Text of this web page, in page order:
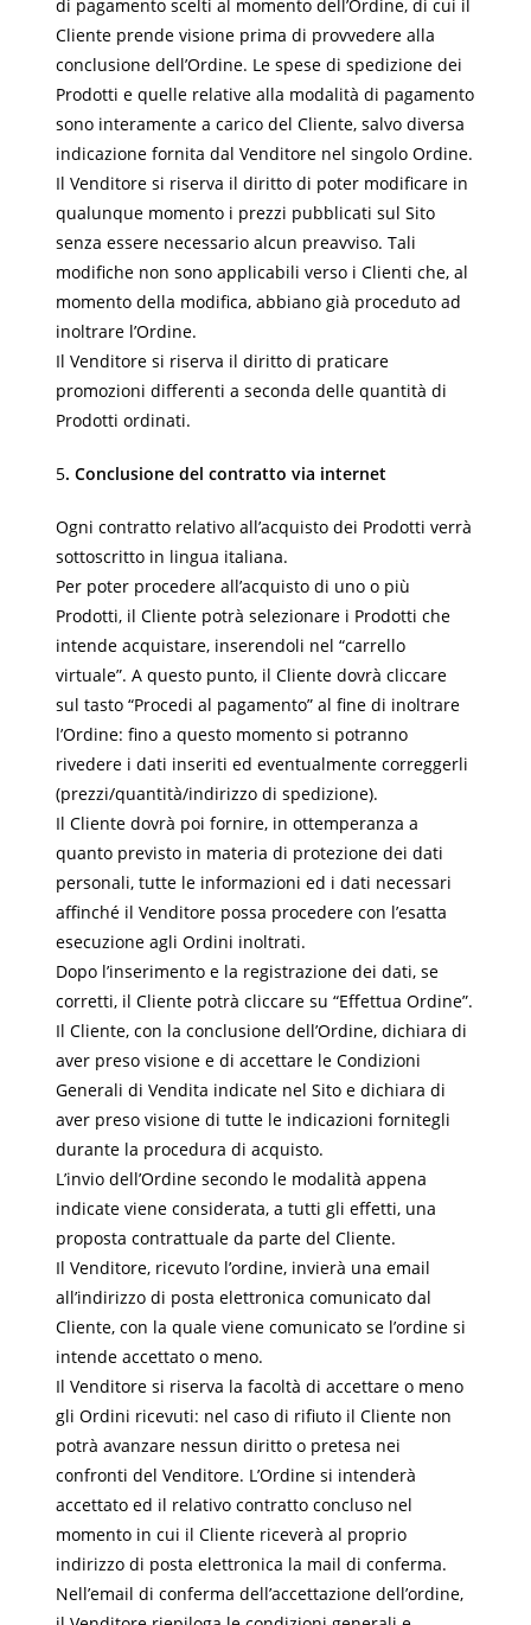
di pagamento scelti al momento dell’Ordine, di cui il
Cliente prende visione prima di provvedere alla
conclusione dell’Ordine. Le spese di spedizione dei
Prodotti e quelle relative alla modalità di pagamento
sono interamente a carico del Cliente, salvo diversa
indicazione fornita dal Venditore nel singolo Ordine.
Il Venditore si riserva il diritto di poter modificare in
qualunque momento i prezzi pubblicati sul Sito
senza essere necessario alcun preavviso. Tali
modifiche non sono applicabili verso i Clienti che, al
momento della modifica, abbiano già proceduto ad
inoltrare l’Ordine.
Il Venditore si riserva il diritto di praticare
promozioni differenti a seconda delle quantità di
Prodotti ordinati.
5. Conclusione del contratto via internet
Ogni contratto relativo all’acquisto dei Prodotti verrà
sottoscritto in lingua italiana.
Per poter procedere all’acquisto di uno o più
Prodotti, il Cliente potrà selezionare i Prodotti che
intende acquistare, inserendoli nel “carrello
virtuale”. A questo punto, il Cliente dovrà cliccare
sul tasto “Procedi al pagamento” al fine di inoltrare
l’Ordine: fino a questo momento si potranno
rivedere i dati inseriti ed eventualmente correggerli
(prezzi/quantità/indirizzo di spedizione).
Il Cliente dovrà poi fornire, in ottemperanza a
quanto previsto in materia di protezione dei dati
personali, tutte le informazioni ed i dati necessari
affinché il Venditore possa procedere con l’esatta
esecuzione agli Ordini inoltrati.
Dopo l’inserimento e la registrazione dei dati, se
corretti, il Cliente potrà cliccare su “Effettua Ordine”.
Il Cliente, con la conclusione dell’Ordine, dichiara di
aver preso visione e di accettare le Condizioni
Generali di Vendita indicate nel Sito e dichiara di
aver preso visione di tutte le indicazioni fornitegli
durante la procedura di acquisto.
L’invio dell’Ordine secondo le modalità appena
indicate viene considerata, a tutti gli effetti, una
proposta contrattuale da parte del Cliente.
Il Venditore, ricevuto l’ordine, invierà una email
all’indirizzo di posta elettronica comunicato dal
Cliente, con la quale viene comunicato se l’ordine si
intende accettato o meno.
Il Venditore si riserva la facoltà di accettare o meno
gli Ordini ricevuti: nel caso di rifiuto il Cliente non
potrà avanzare nessun diritto o pretesa nei
confronti del Venditore. L’Ordine si intenderà
accettato ed il relativo contratto concluso nel
momento in cui il Cliente riceverà al proprio
indirizzo di posta elettronica la mail di conferma.
Nell’email di conferma dell’accettazione dell’ordine,